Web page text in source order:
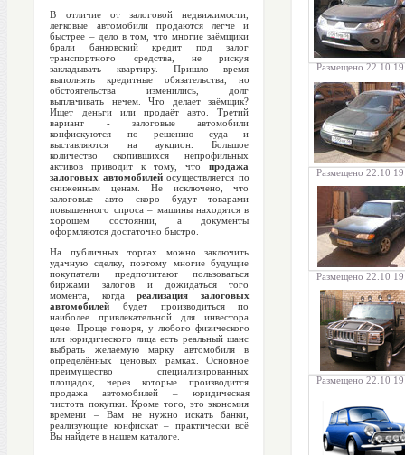
В отличие от залоговой недвижимости,
легковые автомобили продаются легче и
быстрее – дело в том, что многие заёмщики
брали банковский кредит под залог
транспортного средства, не рискуя
закладывать квартиру. Пришло время
выполнять кредитные обязательства, но
обстоятельства изменились, долг
выплачивать нечем. Что делает заёмщик?
Ищет деньги или продаёт авто. Третий
вариант - залоговые автомобили
конфискуются по решению суда и
выставляются на аукцион. Большое
количество скопившихся непрофильных
активов приводит к тому, чтопродажа
залоговых автомобилейосуществляется по
сниженным ценам. Не исключено, что
залоговые авто скоро будут товарами
повышенного спроса – машины находятся в
хорошем состоянии, а документы
оформляются достаточно быстро.
На публичных торгах можно заключить
удачную сделку, поэтому многие будущие
покупатели предпочитают пользоваться
биржами залогов и дожидаться того
момента, когдареализация залоговых
автомобилей будет производиться по
наиболее привлекательной для инвестора
цене. Проще говоря, у любого физического
или юридического лица есть реальный шанс
выбрать желаемую марку автомобиля в
определённых ценовых рамках. Основное
преимущество специализированных
площадок, через которые производится
продажа автомобилей – юридическая
чистота покупки. Кроме того, это экономия
времени – Вам не нужно искать банки,
реализующие конфискат – практически всё
Вы найдете в нашем каталоге.
Размещено 22.10
Размещено 22.10
Размещено 22.10
Размещено 22.10